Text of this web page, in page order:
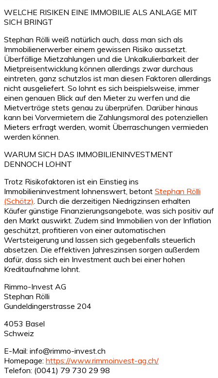
WELCHE RISIKEN EINE IMMOBILIE ALS ANLAGE MIT
SICH BRINGT
Stephan Rölli weiß natürlich auch, dass man sich als
Immobilienerwerber einem gewissen Risiko aussetzt.
Überfällige Mietzahlungen und die Unkalkulierbarkeit der
Mietpreisentwicklung können allerdings zwar durchaus
eintreten, ganz schutzlos ist man diesen Faktoren allerdings
nicht ausgeliefert. So lohnt es sich beispielsweise, immer
einen genauen Blick auf den Mieter zu werfen und die
Mietverträge stets genau zu überprüfen. Darüber hinaus
kann bei Vorvermietern die Zahlungsmoral des potenziellen
Mieters erfragt werden, womit Überraschungen vermieden
werden können.
WARUM SICH DAS IMMOBILIENINVESTMENT
DENNOCH LOHNT
Trotz Risikofaktoren ist ein Einstieg ins
Immobilieninvestment lohnenswert, betont Stephan Rölli
(Schötz) . Durch die derzeitigen Niedrigzinsen erhalten
Käufer günstige Finanzierungsangebote, was sich positiv auf
den Markt auswirkt. Zudem sind Immobilien von der Inflation
geschützt, profitieren von einer automatischen
Wertsteigerung und lassen sich gegebenfalls steuerlich
absetzen. Die effektiven Jahreszinsen sorgen außerdem
dafür, dass sich ein Investment auch bei einer hohen
Kreditaufnahme lohnt.
Rimmo-Invest AG
Stephan Rölli
Gundeldingerstrasse 204
4053 Basel
Schweiz
E-Mail: info@rimmo-invest.ch
Homepage: https://www.rimmoinvest-ag.ch/
Telefon: (0041) 79 730 29 98